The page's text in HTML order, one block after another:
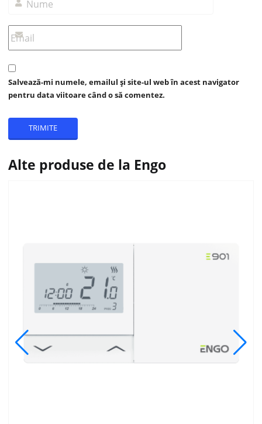
Salvează-mi numele, emailul și site-ul web în acest navigator
pentru data viitoare când o să comentez.
Alte produse de la Engo